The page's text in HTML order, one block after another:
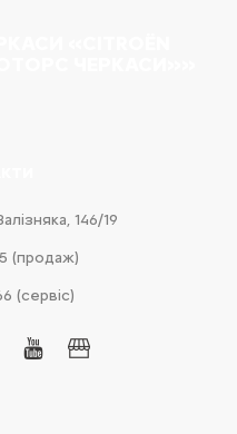
146/19
(продаж)
(сервіс)
youtubebusiness